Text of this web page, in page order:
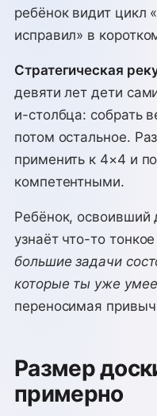
ребёнок видит цикл
исправил» в
Стратегическая
девяти лет дети
и-столбца: собрать
потом остальное.
применить к 4×4 и
компетентными.
Ребёнок, освоивший
узнаёт что-то
большие задачи
которые ты уже
переносимая
Размер
примерно